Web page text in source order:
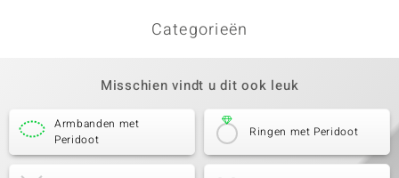
Categorieën
Misschien vindt u dit ook leuk
Armbanden met
Peridoot
Ringen met Peridoot